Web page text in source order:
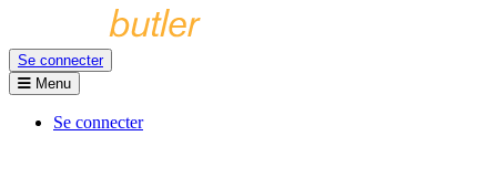
Se connecter
Menu
Se connecter